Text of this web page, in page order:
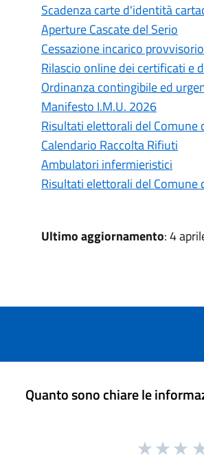
Scadenza carte d'identità
Aperture Cascate del Serio
Cessazione incarico
Rilascio online dei certificati e
Ordinanza contingibile ed
Manifesto I.M.U. 2026
Risultati elettorali del Comune
Calendario Raccolta Rifiuti
Ambulatori infermieristici
Risultati elettorali del Comune
Ultimo aggiornamento: 4
Quanto sono chiare le